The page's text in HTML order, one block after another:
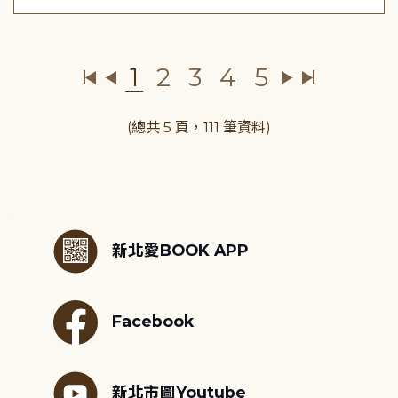
1 2 3 4 5
(總共 5 頁，111 筆資料)
新北愛BOOK APP
Facebook
新北市圖Youtube